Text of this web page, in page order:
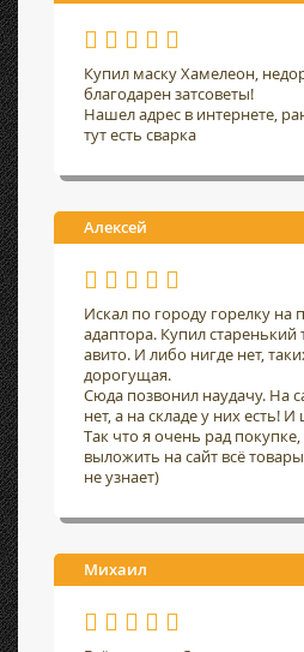
Купил маску Хамелеон,
благодарен затсоветы!
Нашел адрес в интернете,
тут есть сварка
Алексей
Искал по городу горелку на
адаптора. Купил
авито. И либо нигде нет,
дорогущая.
Сюда позвонил наудачу. На
нет, а на складе у них есть!
Так что я очень рад
выложить на сайт всё
не узнает)
Михаил